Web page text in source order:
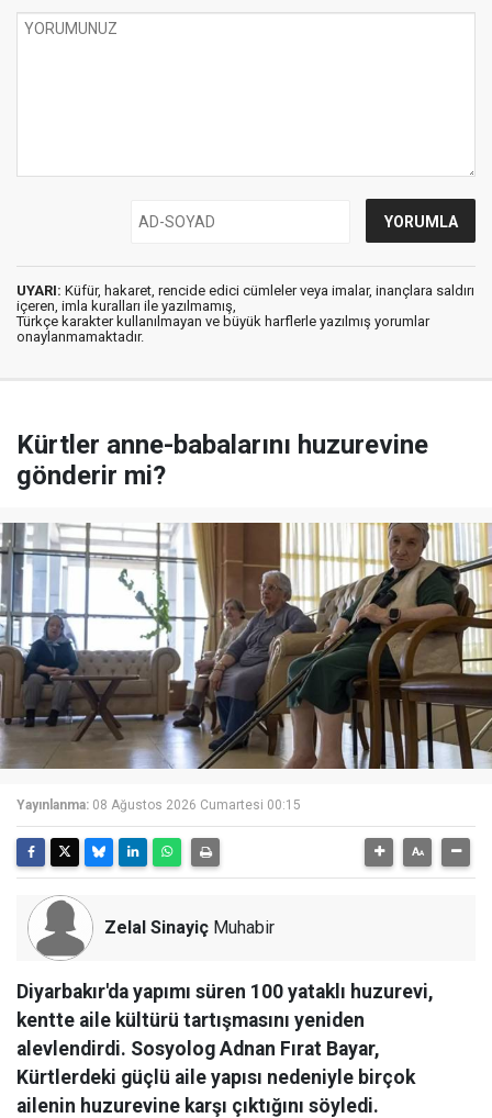
UYARI: Küfür, hakaret, rencide edici cümleler veya imalar, inançlara saldırı
içeren, imla kuralları ile yazılmamış,
Türkçe karakter kullanılmayan ve büyük harflerle yazılmış yorumlar
onaylanmamaktadır.
Kürtler anne-babalarını huzurevine
gönderir mi?
Yayınlanma: 08 Ağustos 2026 Cumartesi 00:15
Zelal Sinayiç Muhabir
Diyarbakır'da yapımı süren 100 yataklı huzurevi,
kentte aile kültürü tartışmasını yeniden
alevlendirdi. Sosyolog Adnan Fırat Bayar,
Kürtlerdeki güçlü aile yapısı nedeniyle birçok
ailenin huzurevine karşı çıktığını söyledi.